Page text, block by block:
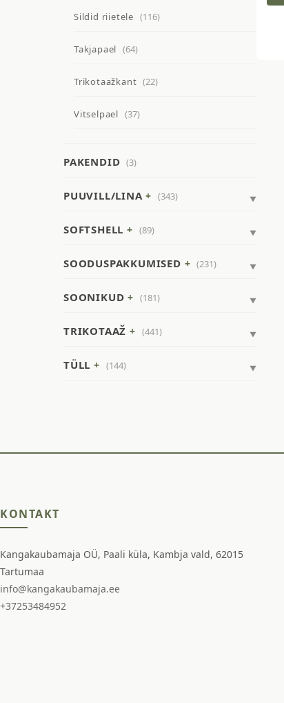
Sildid riietele (116)
Takjapael (64)
Trikotaažkant (22)
Vitselpael (37)
PAKENDID (3)
PUUVILL/LINA (343)
SOFTSHELL (89)
SOODUSPAKKUMISED (231)
SOONIKUD (181)
TRIKOTAAŽ (441)
TÜLL (144)
KONTAKT
Kangakaubamaja OÜ, Paali küla, Kambja vald, 62015
Tartumaa
info@kangakaubamaja.ee
+37253484952